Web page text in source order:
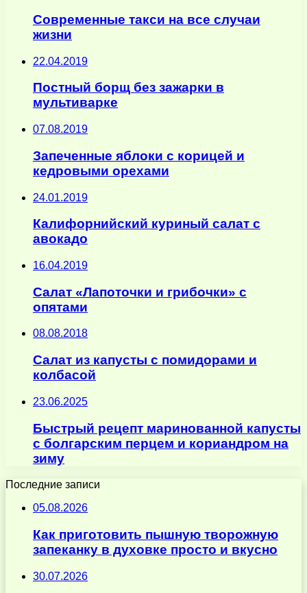
Современные такси на все случаи
жизни
22.04.2019
Постный борщ без зажарки в
мультиварке
07.08.2019
Запеченные яблоки с корицей и
кедровыми орехами
24.01.2019
Калифорнийский куриный салат с
авокадо
16.04.2019
Салат «Лапоточки и грибочки» с
опятами
08.08.2018
Салат из капусты с помидорами и
колбасой
23.06.2025
Быстрый рецепт маринованной капусты
с болгарским перцем и кориандром на
зиму
Последние записи
05.08.2026
Как приготовить пышную творожную
запеканку в духовке просто и вкусно
30.07.2026